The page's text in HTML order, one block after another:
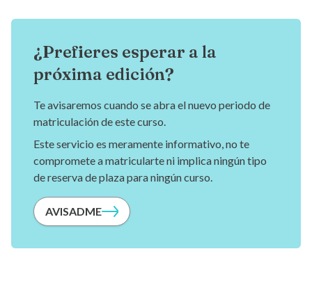
¿Prefieres esperar a la
próxima edición?
Te avisaremos cuando se abra el nuevo periodo de
matriculación de este curso.
Este servicio es meramente informativo, no te
compromete a matricularte ni implica ningún tipo
de reserva de plaza para ningún curso.
AVISADME